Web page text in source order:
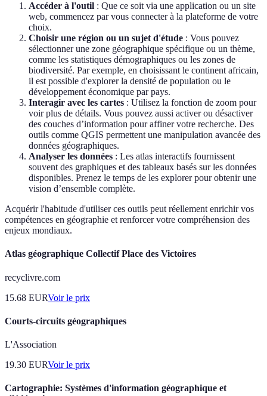
Accéder à l'outil : Que ce soit via une application ou un site
web, commencez par vous connecter à la plateforme de votre
choix.
Choisir une région ou un sujet d'étude : Vous pouvez
sélectionner une zone géographique spécifique ou un thème,
comme les statistiques démographiques ou les zones de
biodiversité. Par exemple, en choisissant le continent africain,
il est possible d'explorer la densité de population ou le
développement économique par pays.
Interagir avec les cartes : Utilisez la fonction de zoom pour
voir plus de détails. Vous pouvez aussi activer ou désactiver
des couches d’information pour affiner votre recherche. Des
outils comme QGIS permettent une manipulation avancée des
données géographiques.
Analyser les données : Les atlas interactifs fournissent
souvent des graphiques et des tableaux basés sur les données
disponibles. Prenez le temps de les explorer pour obtenir une
vision d’ensemble complète.
Acquérir l'habitude d'utiliser ces outils peut réellement enrichir vos
compétences en géographie et renforcer votre compréhension des
enjeux mondiaux.
Atlas géographique Collectif Place des Victoires
recyclivre.com
15.68 EURVoir le prix
Courts-circuits géographiques
L'Association
19.30 EURVoir le prix
Cartographie: Systèmes d'information géographique et